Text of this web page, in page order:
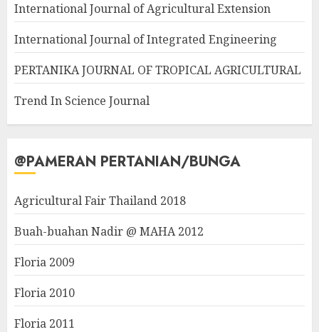
International Journal of Agricultural Extension
International Journal of Integrated Engineering
PERTANIKA JOURNAL OF TROPICAL AGRICULTURAL
Trend In Science Journal
@PAMERAN PERTANIAN/BUNGA
Agricultural Fair Thailand 2018
Buah-buahan Nadir @ MAHA 2012
Floria 2009
Floria 2010
Floria 2011